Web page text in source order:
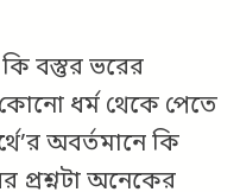
বস্তুর ভরের
ধর্ম থেকে পেতে
অবর্তমানে কি
প্রশ্নটা অনেকের